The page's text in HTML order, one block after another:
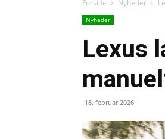
Forside Nyheder
Nyheder
Lexus
18. februar 2026